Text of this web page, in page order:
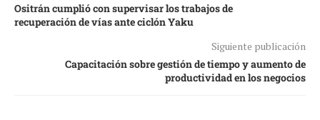
Ositrán cumplió con supervisar los trabajos de
recuperación de vías ante ciclón Yaku
Siguiente publicación
Capacitación sobre gestión de tiempo y aumento de
productividad en los negocios